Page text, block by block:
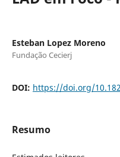
Esteban Lopez Moreno
Fundação Cecierj
DOI: https://doi.org/
Resumo